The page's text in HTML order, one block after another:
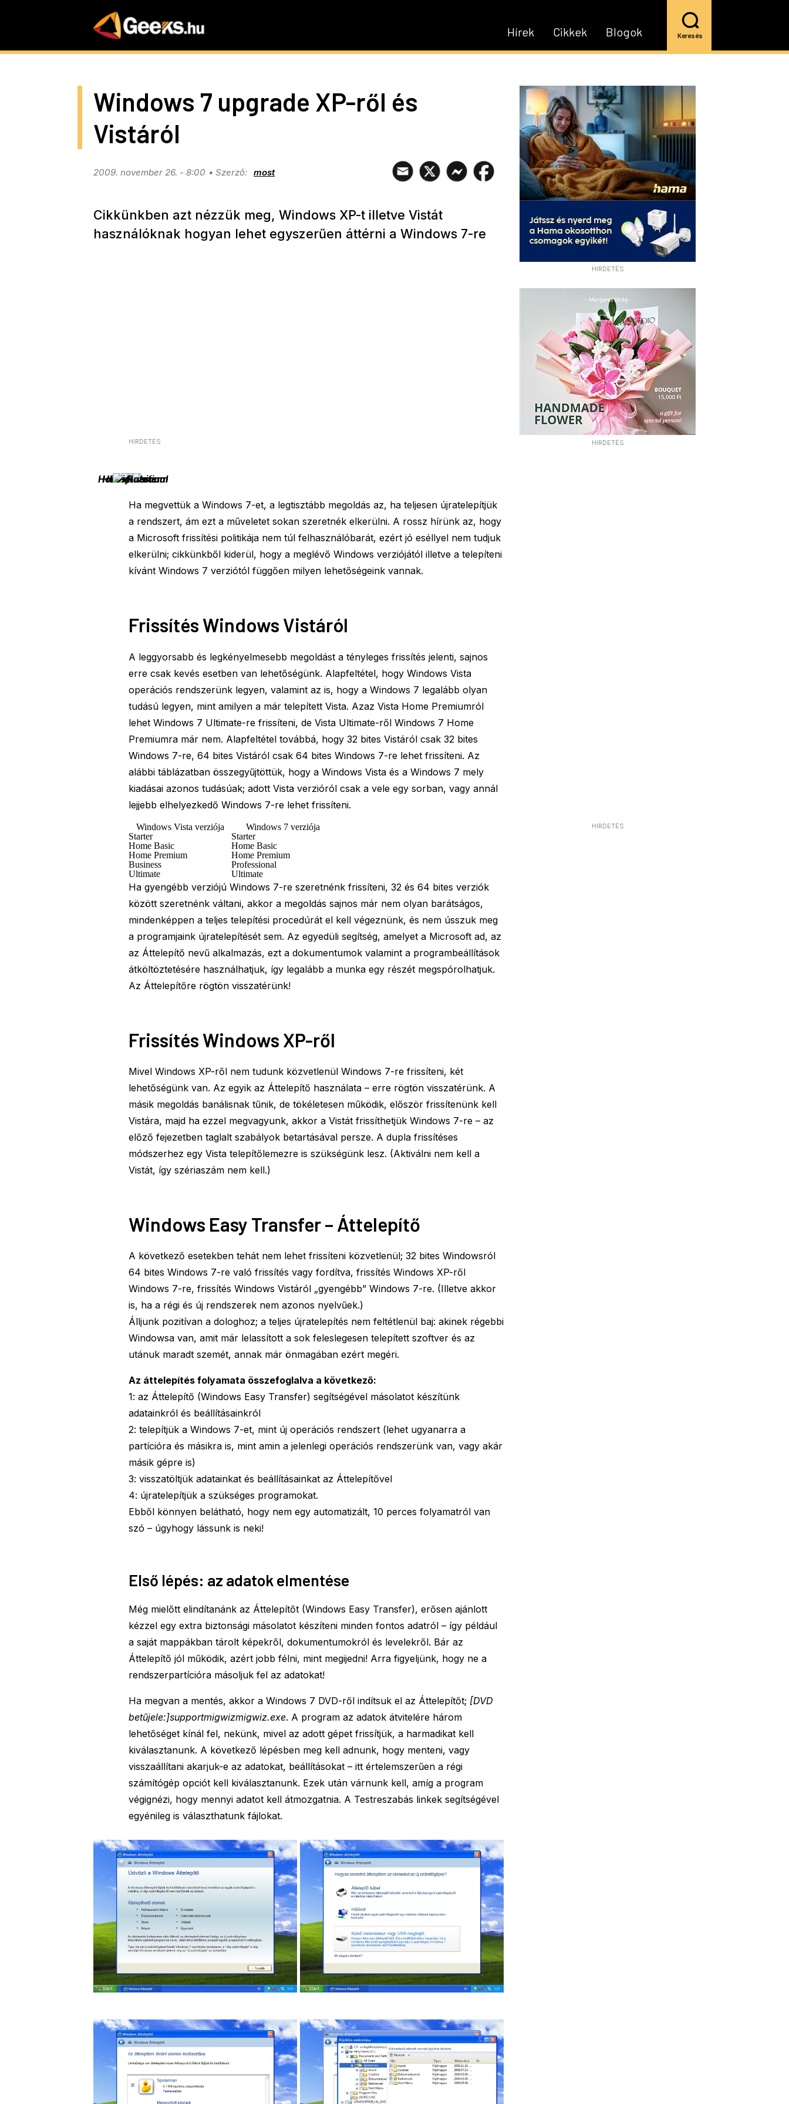
Blogok
Cikkek
Hírek Keresés
HIRDETÉS
HIRDETÉS
HIRDETÉS
Windows 7 upgrade XP-ről és
Vistáról
2009. november 26. - 8:00 most
Cikkünkben azt nézzük meg, Windows XP-t illetve Vistát
használóknak hogyan lehet egyszerűen áttérni a Windows 7-re
HIRDETÉS
Starter
Home Basic
Home Premium
Professional
Ultimate
Ha megvettük a Windows 7-et, a legtisztább megoldás az, ha teljesen újratelepítjük
a rendszert, ám ezt a műveletet sokan szeretnék elkerülni. A rossz hírünk az, hogy
a Microsoft frissítési politikája nem túl felhasználóbarát, ezért jó eséllyel nem tudjuk
elkerülni; cikkünkből kiderül, hogy a meglévő Windows verziójától illetve a telepíteni
kívánt Windows 7 verziótól függően milyen lehetőségeink vannak.
Frissítés Windows Vistáról
A leggyorsabb és legkényelmesebb megoldást a tényleges frissítés jelenti, sajnos
erre csak kevés esetben van lehetőségünk. Alapfeltétel, hogy Windows Vista
operációs rendszerünk legyen, valamint az is, hogy a Windows 7 legalább olyan
tudású legyen, mint amilyen a már telepített Vista. Azaz Vista Home Premiumról
lehet Windows 7 Ultimate-re frissíteni, de Vista Ultimate-ről Windows 7 Home
Premiumra már nem. Alapfeltétel továbbá, hogy 32 bites Vistáról csak 32 bites
Windows 7-re, 64 bites Vistáról csak 64 bites Windows 7-re lehet frissíteni. Az
alábbi táblázatban összegyűjtöttük, hogy a Windows Vista és a Windows 7 mely
kiadásai azonos tudásúak; adott Vista verzióról csak a vele egy sorban, vagy annál
lejjebb elhelyezkedő Windows 7-re lehet frissíteni.
Windows Vista verziója
Windows 7 verziója
Starter
Starter
Home Basic
Home Basic
Home Premium
Home Premium
Business
Professional
Ultimate
Ultimate
Ha gyengébb verziójú Windows 7-re szeretnénk frissíteni, 32 és 64 bites verziók
között szeretnénk váltani, akkor a megoldás sajnos már nem olyan barátságos,
mindenképpen a teljes telepítési procedúrát el kell végeznünk, és nem ússzuk meg
a programjaink újratelepítését sem. Az egyedüli segítség, amelyet a Microsoft ad, az
az Áttelepítő nevű alkalmazás, ezt a dokumentumok valamint a programbeállítások
átköltöztetésére használhatjuk, így legalább a munka egy részét megspórolhatjuk.
Az Áttelepítőre rögtön visszatérünk!
Frissítés Windows XP-ről
Mivel Windows XP-ről nem tudunk közvetlenül Windows 7-re frissíteni, két
lehetőségünk van. Az egyik az Áttelepítő használata – erre rögtön visszatérünk. A
másik megoldás banálisnak tűnik, de tökéletesen működik, először frissítenünk kell
Vistára, majd ha ezzel megvagyunk, akkor a Vistát frissíthetjük Windows 7-re – az
előző fejezetben taglalt szabályok betartásával persze. A dupla frissítéses
módszerhez egy Vista telepítőlemezre is szükségünk lesz. (Aktiválni nem kell a
Vistát, így szériaszám nem kell.)
Windows Easy Transfer – Áttelepítő
A következő esetekben tehát nem lehet frissíteni közvetlenül; 32 bites Windowsról
64 bites Windows 7-re való frissítés vagy fordítva, frissítés Windows XP-ről
Windows 7-re, frissítés Windows Vistáról „gyengébb” Windows 7-re. (Illetve akkor
is, ha a régi és új rendszerek nem azonos nyelvűek.)
Álljunk pozitívan a dologhoz; a teljes újratelepítés nem feltétlenül baj: akinek régebbi
Windowsa van, amit már lelassított a sok feleslegesen telepített szoftver és az
utánuk maradt szemét, annak már önmagában ezért megéri.
Az áttelepítés folyamata összefoglalva a következő:
1: az Áttelepítő (Windows Easy Transfer) segítségével másolatot készítünk
adatainkról és beállításainkról
2: telepítjük a Windows 7-et, mint új operációs rendszert (lehet ugyanarra a
partícióra és másikra is, mint amin a jelenlegi operációs rendszerünk van, vagy akár
másik gépre is)
3: visszatöltjük adatainkat és beállításainkat az Áttelepítővel
4: újratelepítjük a szükséges programokat.
Ebből könnyen belátható, hogy nem egy automatizált, 10 perces folyamatról van
szó – úgyhogy lássunk is neki!
Első lépés: az adatok elmentése
Még mielőtt elindítanánk az Áttelepítőt (Windows Easy Transfer), erősen ajánlott
kézzel egy extra biztonsági másolatot készíteni minden fontos adatról – így például
a saját mappákban tárolt képekről, dokumentumokról és levelekről. Bár az
Áttelepítő jól működik, azért jobb félni, mint megijedni! Arra figyeljünk, hogy ne a
rendszerpartícióra másoljuk fel az adatokat!
Ha megvan a mentés, akkor a Windows 7 DVD-ről indítsuk el az Áttelepítőt; [DVD
betűjele:]supportmigwizmigwiz.exe. A program az adatok átvitelére három
lehetőséget kínál fel, nekünk, mivel az adott gépet frissítjük, a harmadikat kell
kiválasztanunk. A következő lépésben meg kell adnunk, hogy menteni, vagy
visszaállítani akarjuk-e az adatokat, beállításokat – itt értelemszerűen a régi
számítógép opciót kell kiválasztanunk. Ezek után várnunk kell, amíg a program
végignézi, hogy mennyi adatot kell átmozgatnia. A Testreszabás linkek segítségével
egyénileg is választhatunk fájlokat.